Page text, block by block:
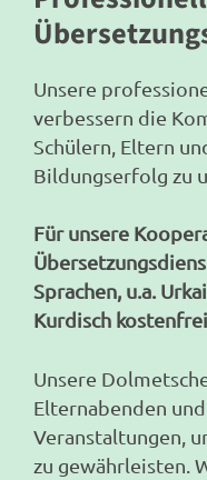
Unsere
verbessern die
Schülern, Eltern
Bildungserfolg zu
Für unsere
Sprachen, u.a.
Kurdisch
Unsere
Elternabenden
Veranstaltungen,
zu gewährleisten.